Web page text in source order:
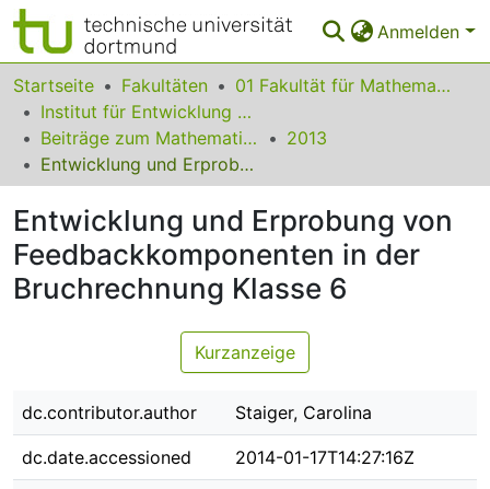
Anmelden
Bereiche & Sammlungen
Das gesamte Repositorium
Statistiken
FAQ
Leitlinien
Zurück zur Startseite
Startseite Fakultäten
01 Fakultät für Mathematik
Institut für Entwicklung und Erforschung des Mathematikunterrichts
Beiträge zum Mathematikunterricht
2013
Entwicklung und Erprobung von Feedbackkomponenten in der Bruchrechnung Klasse 6
Entwicklung und Erprobung von
Feedbackkomponenten in der
Bruchrechnung Klasse 6
Kurzanzeige
dc.contributor.author Staiger, Carolina
dc.date.accessioned 2014-01-17T14:27:16Z